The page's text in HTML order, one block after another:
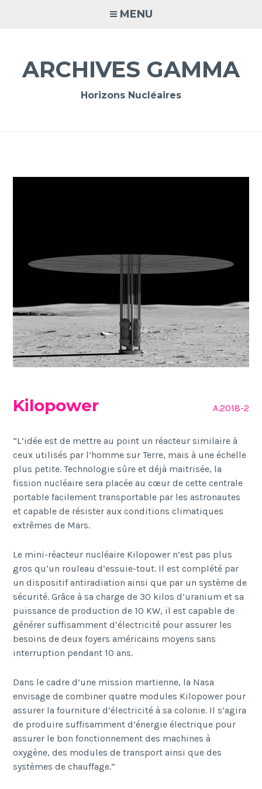
MENU
ARCHIVES GAMMA
Horizons Nucléaires
Kilopower A.2018-2
“L’idée est de mettre au point un réacteur similaire à
ceux utilisés par l’homme sur Terre, mais à une échelle
plus petite. Technologie sûre et déjà maitrisée, la
fission nucléaire sera placée au cœur de cette centrale
portable facilement transportable par les astronautes
et capable de résister aux conditions climatiques
extrêmes de Mars.
Le mini-réacteur nucléaire Kilopower n’est pas plus
gros qu’un rouleau d’essuie-tout. Il est complété par
un dispositif antiradiation ainsi que par un système de
sécurité. Grâce à sa charge de 30 kilos d’uranium et sa
puissance de production de 10 KW, il est capable de
générer suffisamment d’électricité pour assurer les
besoins de deux foyers américains moyens sans
interruption pendant 10 ans.
Dans le cadre d’une mission martienne, la Nasa
envisage de combiner quatre modules Kilopower pour
assurer la fourniture d’électricité à sa colonie. Il s’agira
de produire suffisamment d’énergie électrique pour
assurer le bon fonctionnement des machines à
oxygène, des modules de transport ainsi que des
systèmes de chauffage.”